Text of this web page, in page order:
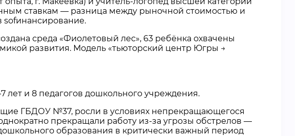
ставкам — разница между рыночной стоимостью и
sofинансирование.
среда «Фиолетовый лес», 63 ребёнка охвачены
развития. Модель «тьюторский центр Югры →
лет и 8 педагогов дошкольного учреждения.
ГБДОУ №37, росли в условиях непрекращающегося
прекращали работу из-за угрозы обстрелов —
образования в критически важный период